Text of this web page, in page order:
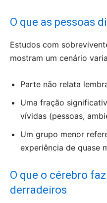
O que as pessoas
Estudos com
mostram um cenário
Parte não relata
Uma fração
vívidas (pessoas,
Um grupo menor
experiência de quase
O que o cérebro
derradeiros